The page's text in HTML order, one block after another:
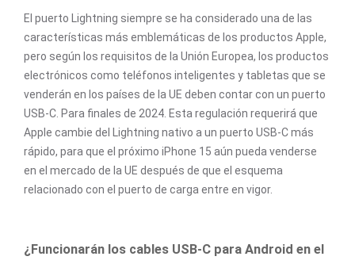
El puerto Lightning siempre se ha considerado una de las
características más emblemáticas de los productos Apple,
pero según los requisitos de la Unión Europea, los productos
electrónicos como teléfonos inteligentes y tabletas que se
venderán en los países de la UE deben contar con un puerto
USB-C. Para finales de 2024. Esta regulación requerirá que
Apple cambie del Lightning nativo a un puerto USB-C más
rápido, para que el próximo iPhone 15 aún pueda venderse
en el mercado de la UE después de que el esquema
relacionado con el puerto de carga entre en vigor.
¿Funcionarán los cables USB-C para Android en el